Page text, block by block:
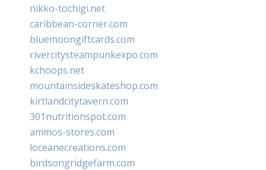
nikko-tochigi.net
caribbean-corner.com
bluemoongiftcards.com
rivercitysteampunkexpo.com
kchoops.net
mountainsideskateshop.com
kirtlandcitytavern.com
301nutritionspot.com
ammos-stores.com
loceanecreations.com
birdsongridgefarm.com